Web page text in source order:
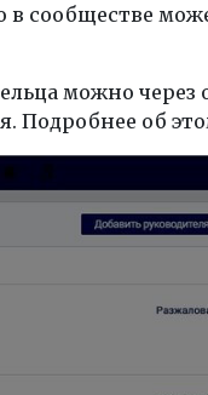
в сообществе
можно через
Подробнее об